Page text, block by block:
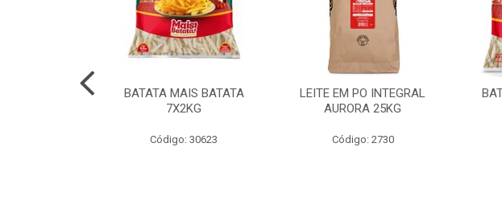
BATATA MAIS BATATA
7X2KG
Código: 30623
LEITE EM PO INTEGRAL
AURORA 25KG
Código: 2730